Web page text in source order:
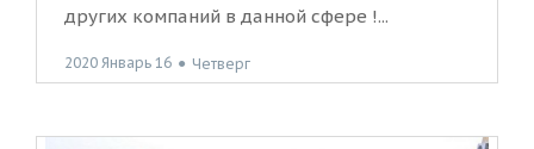
других компаний в данной сфере !...
2020 Январь 16 ● Четверг